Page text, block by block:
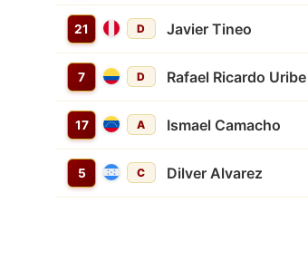
21 D Javier Tineo
7 D Rafael Ricardo Uribe
17 A Ismael Camacho
5 C Dilver Alvarez